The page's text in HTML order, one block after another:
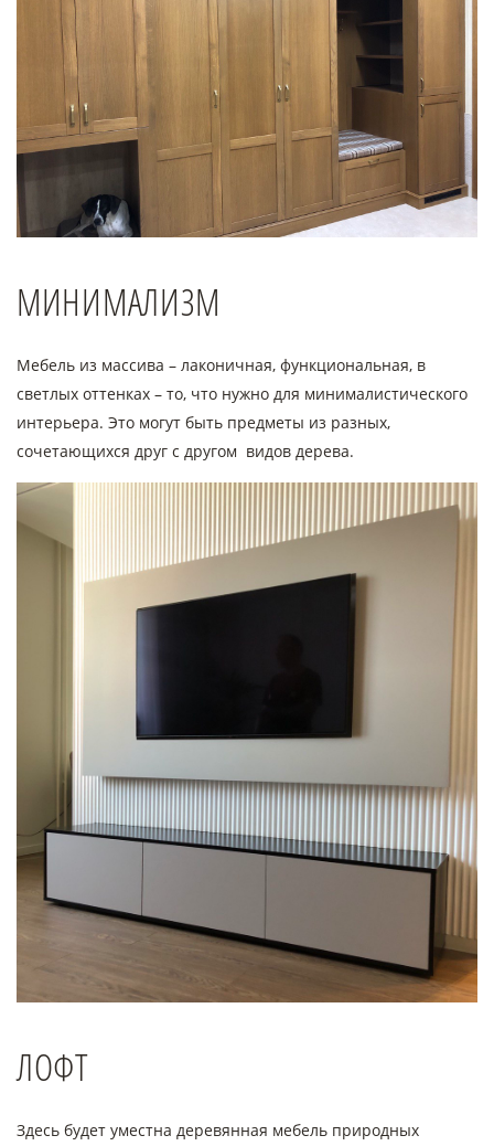
МИНИМАЛИЗМ
Мебель из массива – лаконичная, функциональная, в
светлых оттенках – то, что нужно для минималистического
интерьера. Это могут быть предметы из разных,
сочетающихся друг с другом видов дерева.
ЛОФТ
Здесь будет уместна деревянная мебель природных